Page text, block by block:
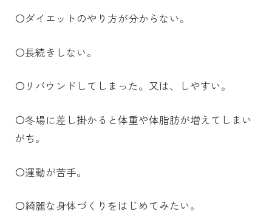
〇ダイエットのやり方が分からない。
〇長続きしない。
〇リバウンドしてしまった。又は、しやすい。
〇冬場に差し掛かると体重や体脂肪が増えてしまい
がち。
〇運動が苦手。
〇綺麗な身体づくりをはじめてみたい。